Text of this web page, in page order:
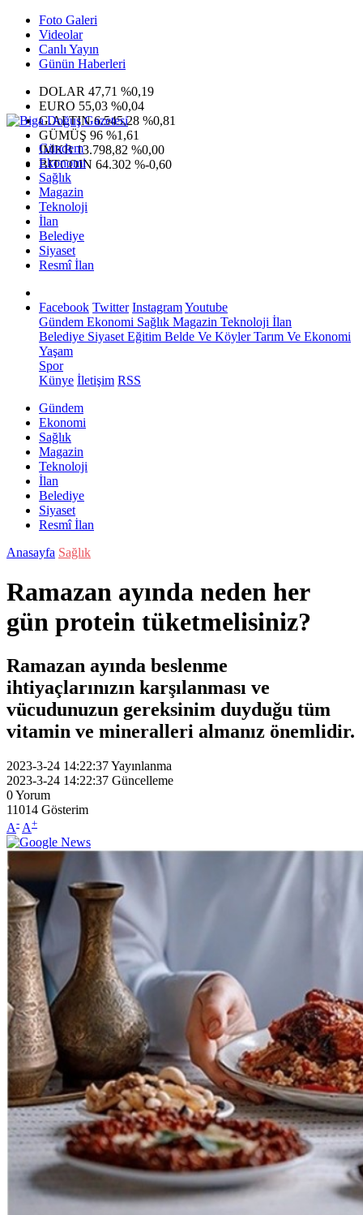
Foto Galeri
Videolar
Canlı Yayın
Günün Haberleri
DOLAR 47,71 %0,19
EURO 55,03 %0,04
G.ALTIN6.545,28 %0,81
GÜMÜŞ 96 %1,61
IMKB13.798,82 %0,00
BITCOIN 64.302 %-0,60
Gündem
Ekonomi
Sağlık
Magazin
Teknoloji
İlan
Belediye
Siyaset
Resmî İlan
Facebook Twitter InstagramYoutube
Gündem Ekonomi Sağlık Magazin Teknoloji İlan
Belediye Siyaset Eğitim Belde Ve KöylerTarım Ve Ekonomi
Yaşam
Spor
Künye İletişim RSS
Gündem
Ekonomi
Sağlık
Magazin
Teknoloji
İlan
Belediye
Siyaset
Resmî İlan
Anasayfa Sağlık
Ramazan ayında neden her
gün protein tüketmelisiniz?
Ramazan ayında beslenme
ihtiyaçlarınızın karşılanması ve
vücudunuzun gereksinim duyduğu tüm
vitamin ve mineralleri almanız önemlidir.
2023-3-24 14:22:37Yayınlanma
2023-3-24 14:22:37 Güncelleme
0Yorum
11014 Gösterim
A- A+